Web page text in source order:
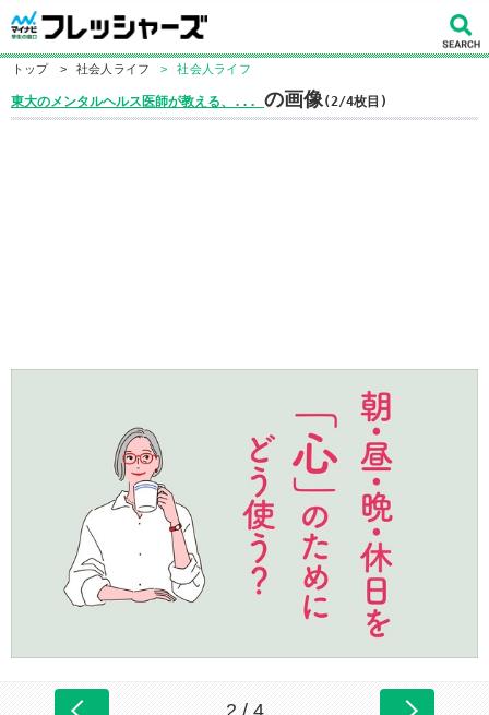
トップ > 社会人ライフ > 社会人ライフ
東大のメンタルヘルス医師が教える、... の画像(2/4枚目)
2 / 4